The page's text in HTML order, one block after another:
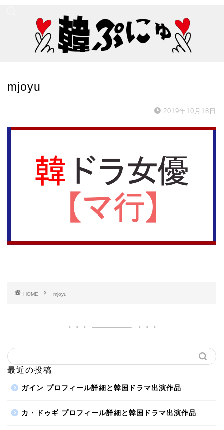
mjoyu
2019年10月18日
HOME mjoyu
最近の投稿
ガイン プロフィール詳細と韓国ドラマ出演作品
カ・ドゥギ プロフィール詳細と韓国ドラマ出演作品